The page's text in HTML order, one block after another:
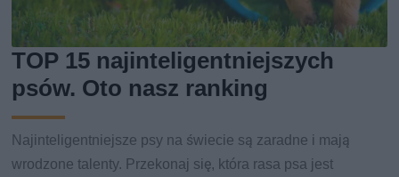
TOP 15 najinteligentniejszych
psów. Oto nasz ranking
Najinteligentniejsze psy na świecie są zaradne i mają
wrodzone talenty. Przekonaj się, która rasa psa jest